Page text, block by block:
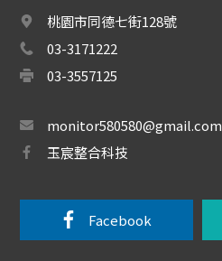
桃園市同德七街128號
03-3171222
03-3557125
monitor580580@gmail.com
玉宸整合科技
Facebook